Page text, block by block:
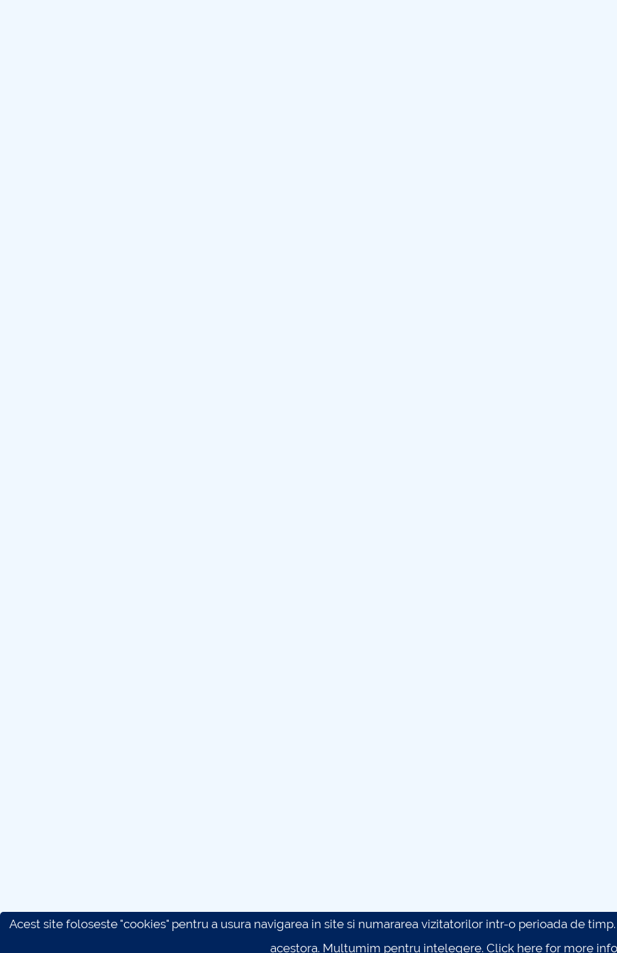
Acest site foloseste "cookies" pentru a usura navigarea in site si numararea vizitatorilor intr-o perioada de
acestora. Multumim pentru intelegere. Click here for more